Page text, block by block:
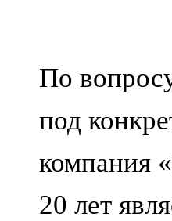
По
под
компания
20 лет